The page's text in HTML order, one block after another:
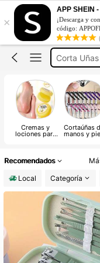
×
APP SHEIN
¡Descarga y
código:
Corta
Mascarilla
Corta Uñas
Alicates
Corta
Cremas y
lociones para
Cortaúñas
manos y
Recomendados
Local
Categoría